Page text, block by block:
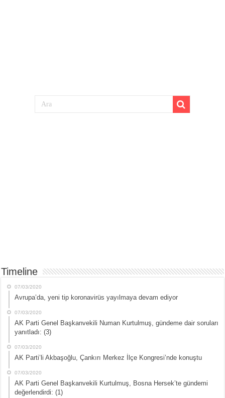
Timeline
07/03/2020
Avrupa’da, yeni tip koronavirüs yayılmaya devam ediyor
07/03/2020
AK Parti Genel Başkanvekili Numan Kurtulmuş, gündeme dair soruları
yanıtladı: (3)
07/03/2020
AK Parti’li Akbaşoğlu, Çankırı Merkez İlçe Kongresi’nde konuştu
07/03/2020
AK Parti Genel Başkanvekili Kurtulmuş, Bosna Hersek’te gündemi
değerlendirdi: (1)